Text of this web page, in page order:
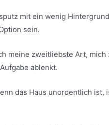
mit ein wenig
sein.
meine zweitliebste Art,
ablenkt.
das Haus unordentlich